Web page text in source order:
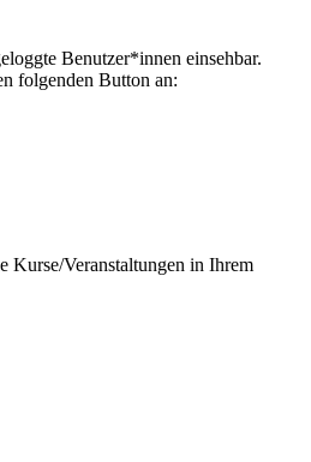
Benutzer*innen einsehbar.
folgenden Button an:
Kurse/Veranstaltungen in Ihrem